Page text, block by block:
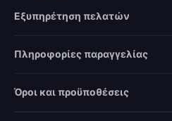
Εξυπηρέτηση πελατών
Πληροφορίες παραγγελίας
Όροι και προϋποθέσεις